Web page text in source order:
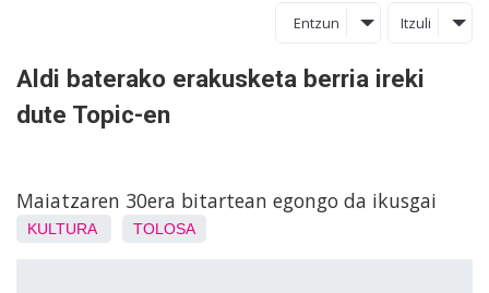
Entzun Itzuli
Aldi baterako erakusketa berria ireki
dute Topic-en
Maiatzaren 30era bitartean egongo da ikusgai
KULTURA TOLOSA